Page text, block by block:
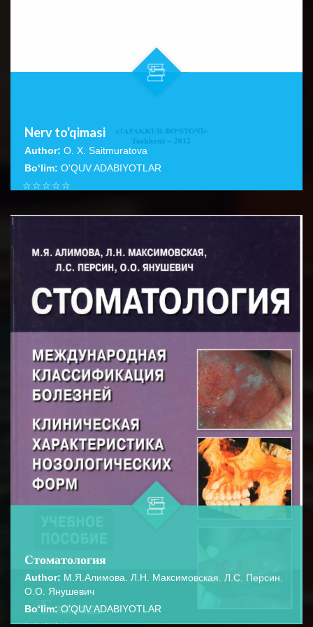
Nerv to'qimasi
Author: O. X. Saitmuratova
Bo‘lim: O'QUV ADABIYOTLAR
☆
☆
☆
☆
☆
Ushbu qo‘llanmada, asosan nerv hujayralarining tuzilishi,
to‘qimasi,...
Стоматология
Author: М.Я.Алимова. Л.Н. Максимовская. Л.С. Персин.
О.О. Янушевич
Bo‘lim: O'QUV ADABIYOTLAR